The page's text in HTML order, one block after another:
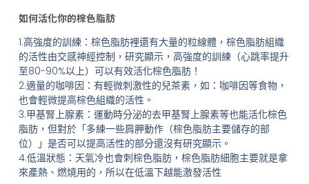
如何活化你的棕色脂肪
1.高強度的訓練：棕色脂肪裡還有大量的粒線體，棕色脂肪組織
的活性由交感神經控制，研究顯示，高強度的訓練（心跳率提升
至80-90%以上）可以有效活化棕色脂肪！
2.適量的咖啡因：有輕微刺激性的兒茶素，如：咖啡因等食物，
也會輕微提高棕色組織的活性。
3.甲基腎上腺素：運動時分泌的去甲基腎上腺素等也能活化棕色
脂肪，但對於「多練一些肩胛動作（棕色脂肪主要儲存的部
位）」是否可以提高活性的部分還沒有研究顯示。
4.低溫狀態：天氣冷也會刺棕色脂肪，棕色脂肪細胞主要就是拿
來產熱、燃燒用的，所以在低溫下越能激發活性